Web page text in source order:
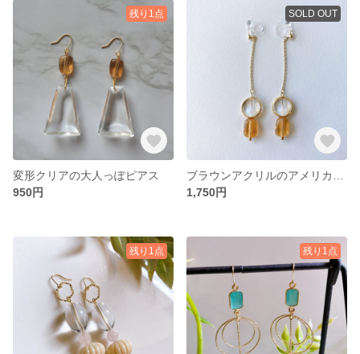
残り1点
変形クリアの大人っぽピアス
950円
SOLD OUT
1,750円
残り1点 残り1点